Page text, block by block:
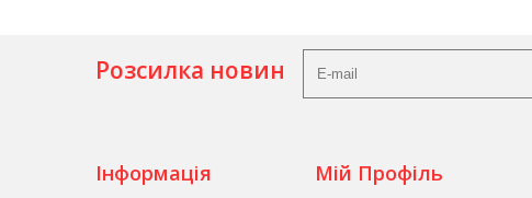
Розсилка новин
Інформація Мій Профіль